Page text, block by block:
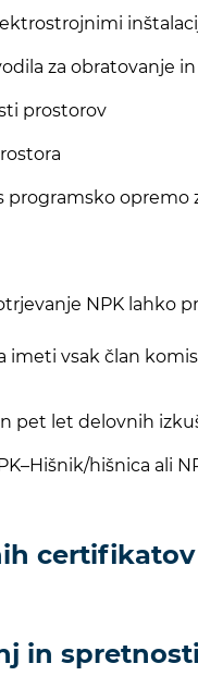
za obratovanje
prostorov
programsko
NPK
imeti vsak član
pet let delovnih
hišnica ali
certifikatov
in spretnosti